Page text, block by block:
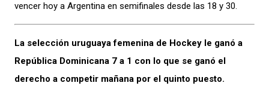
vencer hoy a Argentina en semifinales desde las 18 y 30.
La selección uruguaya femenina de Hockey le ganó a
República Dominicana 7 a 1 con lo que se ganó el
derecho a competir mañana por el quinto puesto.